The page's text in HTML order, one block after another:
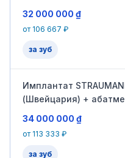
32 000 000 ₫
от 106 667 ₽
за зуб
Имплантат
(Швейцария) +
34 000 000 ₫
от 113 333 ₽
за зуб